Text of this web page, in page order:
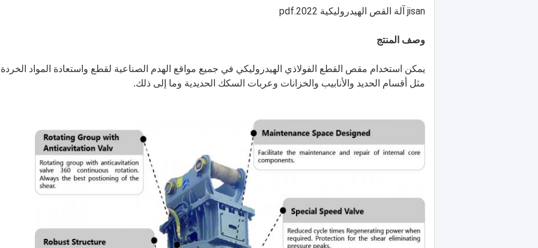
jisan آلة القص الهيدروليكية 2022.pdf
وصف المنتج
يمكن استخدام مقص القطع الفولاذي الهيدروليكي في جميع مواقع الهدم الصناعية لقطع واستعادة المواد الخردة
مثل أقسام الحديد والأنابيب والخزانات وعربات السكك الحديدية وما إلى ذلك.